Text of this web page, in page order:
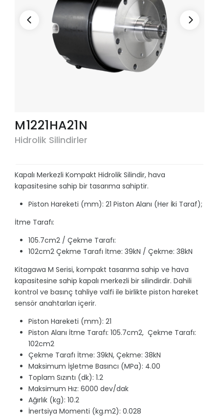
SERVIS
M1221HA21N
Hidrolik Silindirler
Kapalı Merkezli Kompakt Hidrolik Silindir, hava
kapasitesine sahip bir tasarıma sahiptir.
Piston Hareketi (mm): 21 Piston Alanı (Her İki Taraf);
İtme Tarafı:
105.7cm2 / Çekme Tarafı:
102cm2 Çekme Tarafı İtme: 39kN / Çekme: 38kN
Kitagawa M Serisi, kompakt tasarıma sahip ve hava
kapasitesine sahip kapalı merkezli bir silindirdir. Dahili
kontrol ve basınç tahliye valfi ile birlikte piston hareket
sensör anahtarları içerir.
Piston Hareketi (mm): 21
Piston Alanı İtme Tarafı: 105.7cm2, Çekme Tarafı:
102cm2
Çekme Tarafı İtme: 39kN, Çekme: 38kN
Maksimum İşletme Basıncı (MPa): 4.00
Toplam Sızıntı (dk): 1.2
Maksimum Hız: 6000 dev/dak
Ağırlık (kg): 10.2
İnertsiya Momenti (kg.m2): 0.028